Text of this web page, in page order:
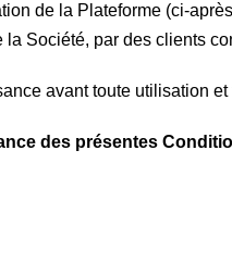
de la Plateforme (ci-
Société, par des clients
avant toute utilisation
des présentes